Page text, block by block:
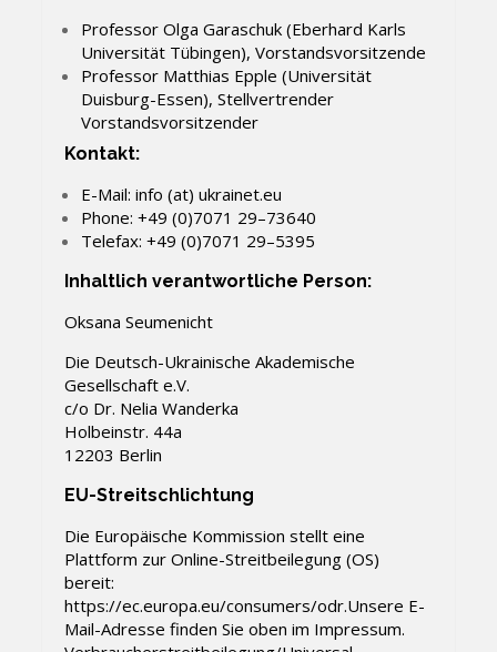
Professor Olga Garaschuk (Eberhard Karls
Universität Tübingen), Vorstandsvorsitzende
Professor Matthias Epple (Universität
Duisburg-Essen), Stellvertrender
Vorstandsvorsitzender
Kontakt:
E-Mail: info (at) ukrainet.eu
Phone: +49 (0)7071 29–73640
Telefax: +49 (0)7071 29–5395
Inhaltlich verantwortliche Person:
Oksana Seumenicht
Die Deutsch-Ukrainische Akademische
Gesellschaft e.V.
c/o Dr. Nelia Wanderka
Holbeinstr. 44a
12203 Berlin
EU-Streitschlichtung
Die Europäische Kommission stellt eine
Plattform zur Online-Streitbeilegung (OS)
bereit:
https://ec.europa.eu/consumers/odr.Unsere E-
Mail-Adresse finden Sie oben im Impressum.